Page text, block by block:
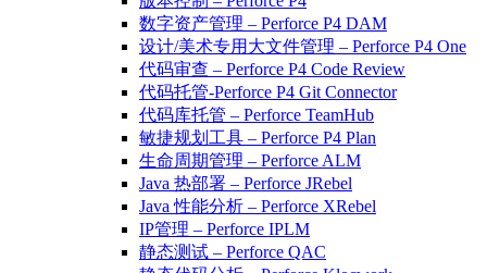
数字资产管理 – Perforce P4 DAM
设计/美术专用大文件管理 – Perforce P4 One
代码审查 – Perforce P4 Code Review
代码托管-Perforce P4 Git Connector
代码库托管 – Perforce TeamHub
敏捷规划工具 – Perforce P4 Plan
生命周期管理 – Perforce ALM
Java 热部署 – Perforce JRebel
Java 性能分析 – Perforce XRebel
IP管理 – Perforce IPLM
静态测试 – Perforce QAC